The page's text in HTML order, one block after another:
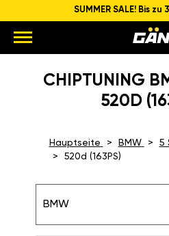
SUMMER SALE! Bis
CHIPTUNING
520D
Hauptseite BMW
5
520d (163PS)
BMW